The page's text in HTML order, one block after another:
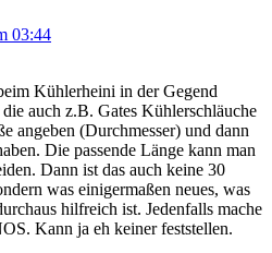
03:44
Kühlerheini in der Gegend
auch z.B. Gates Kühlerschläuche
angeben (Durchmesser) und dann
Die passende Länge kann man
Dann ist das auch keine 30
was einigermaßen neues, was
hilfreich ist. Jedenfalls mache
Kann ja eh keiner feststellen.